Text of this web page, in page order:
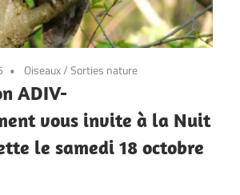
Oiseaux/Sorties nature
ADIV-
vous invite à la Nuit
le samedi 18 octobre